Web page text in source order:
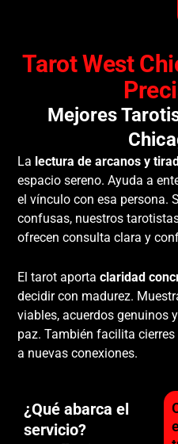
Tarot West
Mejores
La lectura de arcanos y
espacio sereno. Ayuda a
el vínculo con esa persona.
confusas, nuestros
ofrecen consulta clara y
El tarot aporta claridad
decidir con madurez.
viables, acuerdos genuinos
paz. También facilita
a nuevas conexiones.
¿Qué abarca el
servicio?